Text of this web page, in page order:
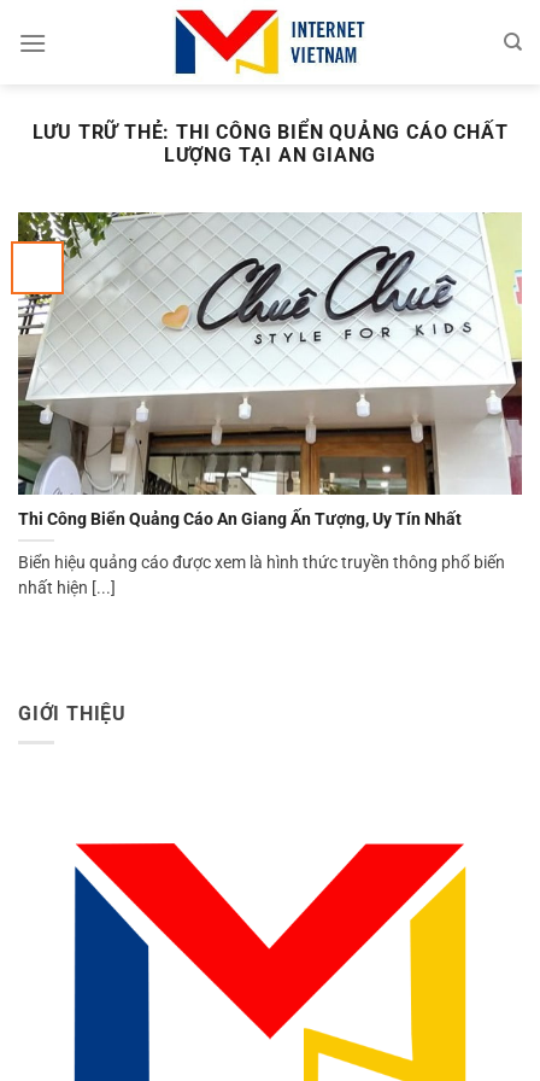
đến
LƯU TRỮ THẺ: THI CÔNG BIỂN QUẢNG CÁO CHẤT
LƯỢNG TẠI AN GIANG
Thi Công Biển Quảng Cáo An Giang Ấn Tượng, Uy Tín Nhất
Biển hiệu quảng cáo được xem là hình thức truyền thông phổ biến
nhất hiện [...]
GIỚI THIỆU